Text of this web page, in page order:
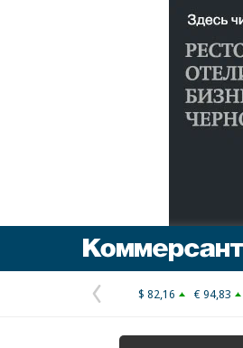
Предыдущая
страница
$ 82,16 € 94,83